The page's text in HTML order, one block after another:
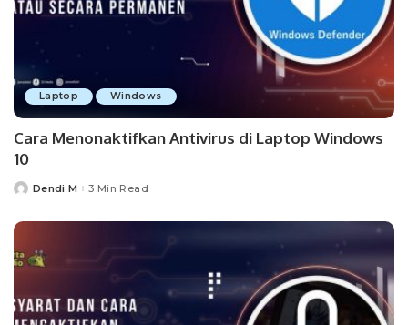
Laptop Windows
Cara Menonaktifkan Antivirus di Laptop Windows
10
PostedDendi M 3 Min Read